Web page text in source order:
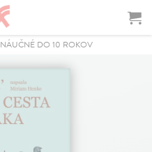
NÁUČNÉ DO 10 ROKOV